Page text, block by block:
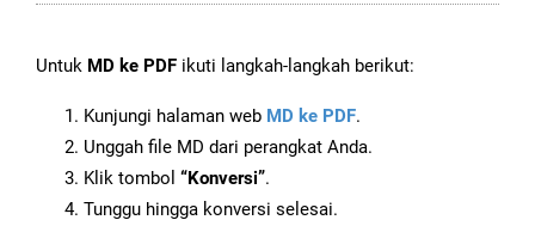
Untuk MD ke PDF ikuti langkah-langkah berikut:
Kunjungi halaman web MD ke PDF.
Unggah file MD dari perangkat Anda.
Klik tombol “Konversi”.
Tunggu hingga konversi selesai.